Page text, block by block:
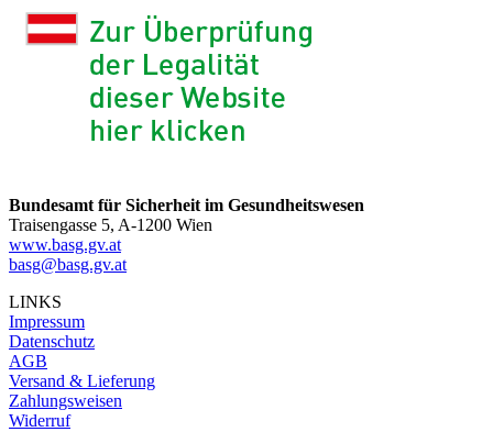
Bundesamt für Sicherheit im Gesundheitswesen
Traisengasse 5, A-1200 Wien
www.basg.gv.at
basg@basg.gv.at
LINKS
Impressum
Datenschutz
AGB
Versand & Lieferung
Zahlungsweisen
Widerruf